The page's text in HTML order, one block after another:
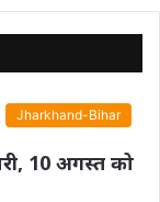
Jharkhand-Bihar
10 अगस्त को